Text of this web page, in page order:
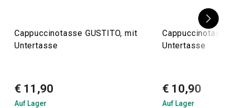
Cappuccinotasse GUSTITO, mit
Untertasse
€ 11,90
Auf Lager
Untertasse
€ 10,90
Auf Lager